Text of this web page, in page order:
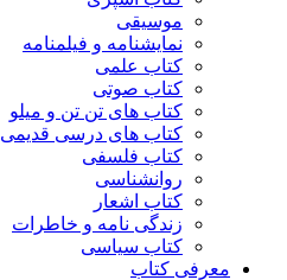
موسیقی
نمایشنامه و فیلمنامه
کتاب علمی
کتاب صوتی
کتاب های تن تن و میلو
کتاب های درسی قدیمی
کتاب فلسفی
روانشناسی
کتاب اشعار
زندگی نامه و خاطرات
کتاب سیاسی
معرفی کتاب